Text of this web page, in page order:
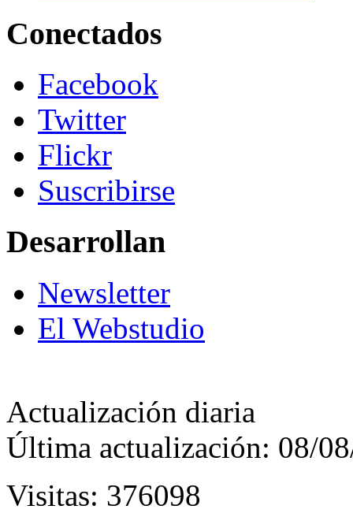
Conectados
Facebook
Twitter
Flickr
Suscribirse
Desarrollan
Newsletter
El Webstudio
Actualización diaria
Última actualización: 08/
Visitas: 376098